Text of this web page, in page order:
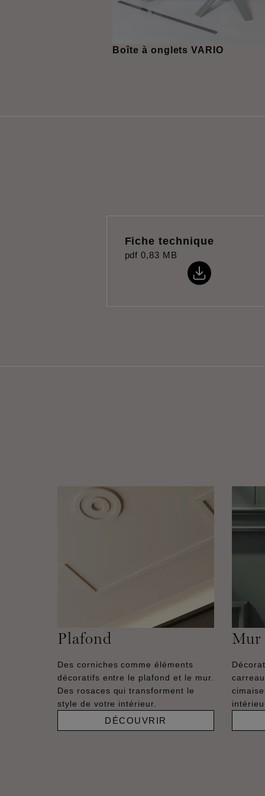
Boîte à onglets VARIO
Fiche technique
pdf 0,83 MB
Plafond
Des corniches comme éléments
décoratifs entre le plafond et le mur.
Des rosaces qui transforment le
style de votre intérieur.
DÉCOUVRIR
Mur